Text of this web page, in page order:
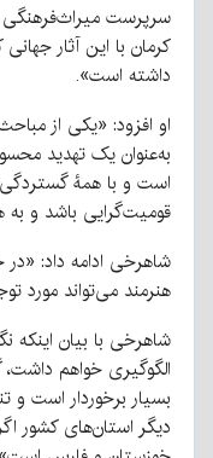
سرپرست میراث‌فرهنگی
کرمان با این آثار
داشته است».
او افزود: «یکی از
به‌عنوان یک تهدید
است و با همۀ گستردگی
قومیت‌گرایی باشد و
شاهرخی ادامه داد:
هنرمند می‌تواند مورد
شاهرخی با بیان اینکه
الگوگیری خواهم
بسیار برخوردار است و
دیگر استان‌های کشور